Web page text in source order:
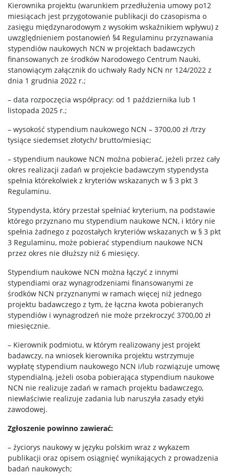
Kierownika projektu (warunkiem przedłużenia umowy po12
miesiącach jest przygotowanie publikacji do czasopisma o
zasięgu międzynarodowym z wysokim wskaźnikiem wpływu) z
uwzględnieniem postanowień §4 Regulaminu przyznawania
stypendiów naukowych NCN w projektach badawczych
finansowanych ze środków Narodowego Centrum Nauki,
stanowiącym załącznik do uchwały Rady NCN nr 124/2022 z
dnia 1 grudnia 2022 r.;
– data rozpoczęcia współpracy: od 1 października lub 1
listopada 2025 r.;
– wysokość stypendium naukowego NCN – 3700,00 zł /trzy
tysiące siedemset złotych/ brutto/miesiąc;
– stypendium naukowe NCN można pobierać, jeżeli przez cały
okres realizacji zadań w projekcie badawczym stypendysta
spełnia którekolwiek z kryteriów wskazanych w § 3 pkt 3
Regulaminu.
Stypendysta, który przestał spełniać kryterium, na podstawie
którego przyznano mu stypendium naukowe NCN, i który nie
spełnia żadnego z pozostałych kryteriów wskazanych w § 3 pkt
3 Regulaminu, może pobierać stypendium naukowe NCN
przez okres nie dłuższy niż 6 miesięcy.
Stypendium naukowe NCN można łączyć z innymi
stypendiami oraz wynagrodzeniami finansowanymi ze
środków NCN przyznanymi w ramach więcej niż jednego
projektu badawczego z tym, że łączna kwota pobieranych
stypendiów i wynagrodzeń nie może przekroczyć 3700,00 zł
miesięcznie.
– Kierownik podmiotu, w którym realizowany jest projekt
badawczy, na wniosek kierownika projektu wstrzymuje
wypłatę stypendium naukowego NCN i/lub rozwiązuje umowę
stypendialną, jeżeli osoba pobierająca stypendium naukowe
NCN nie realizuje zadań w ramach projektu badawczego,
niewłaściwie realizuje zadania lub naruszyła zasady etyki
zawodowej.
Zgłoszenie powinno zawierać:
– życiorys naukowy w języku polskim wraz z wykazem
publikacji oraz opisem osiągnięć wynikających z prowadzenia
badań naukowych;